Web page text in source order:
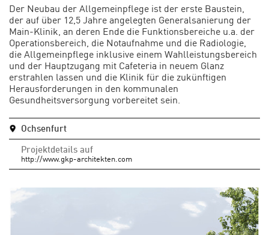
Der Neubau der Allgemeinpflege ist der erste Baustein,
der auf über 12,5 Jahre angelegten Generalsanierung der
Main-Klinik, an deren Ende die Funktionsbereiche u.a. der
Operationsbereich, die Notaufnahme und die Radiologie,
die Allgemeinpflege inklusive einem Wahlleistungsbereich
und der Hauptzugang mit Cafeteria in neuem Glanz
erstrahlen lassen und die Klinik für die zukünftigen
Herausforderungen in den kommunalen
Gesundheitsversorgung vorbereitet sein.
Ochsenfurt
Projektdetails auf
http://www.gkp-architekten.com